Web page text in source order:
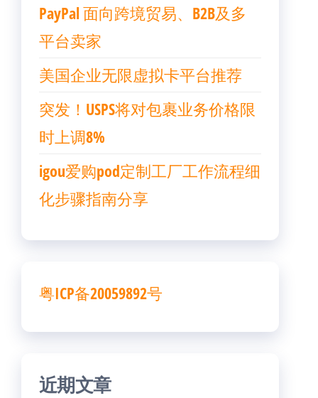
PayPal 面向跨境贸易、B2B及多
平台卖家
美国企业无限虚拟卡平台推荐
突发！USPS将对包裹业务价格限
时上调8%
igou爱购pod定制工厂工作流程细
化步骤指南分享
粤ICP备20059892号
近期文章